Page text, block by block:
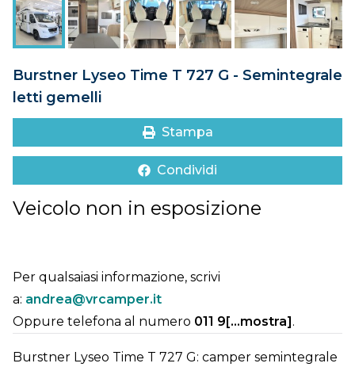
DOVE SIAMO
CONTATTI
Burstner Lyseo Time T 727 G - Semintegrale
letti gemelli
Stampa
Condividi
Veicolo non in esposizione
Per qualsaiasi informazione, scrivi
a: andrea@vrcamper.it
Oppure telefona al numero 011 9[...mostra].
Burstner Lyseo Time T 727 G: camper semintegrale